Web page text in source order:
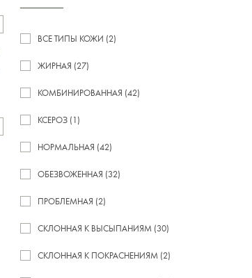
ВСЕ ТИПЫ КОЖИ (2)
ЖИРНАЯ (27)
КОМБИНИРОВАННАЯ (42)
КСЕРОЗ (1)
НОРМАЛЬНАЯ (42)
ОБЕЗВОЖЕННАЯ (32)
ПРОБЛЕМНАЯ (2)
СКЛОННАЯ К ВЫСЫПАНИЯМ (30)
СКЛОННАЯ К ПОКРАСНЕНИЯМ (2)